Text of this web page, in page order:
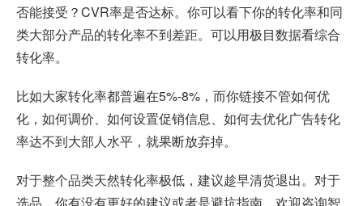
否能接受？CVR率是否达标。你可以看下你的转化率和同
类大部分产品的转化率不到差距。可以用极目数据看综合
转化率。
比如大家转化率都普遍在5%-8%，而你链接不管如何优
化，如何调价、如何设置促销信息、如何去优化广告转化
率达不到大部人水平，就果断放弃掉。
对于整个品类天然转化率极低，建议趁早清货退出。对于